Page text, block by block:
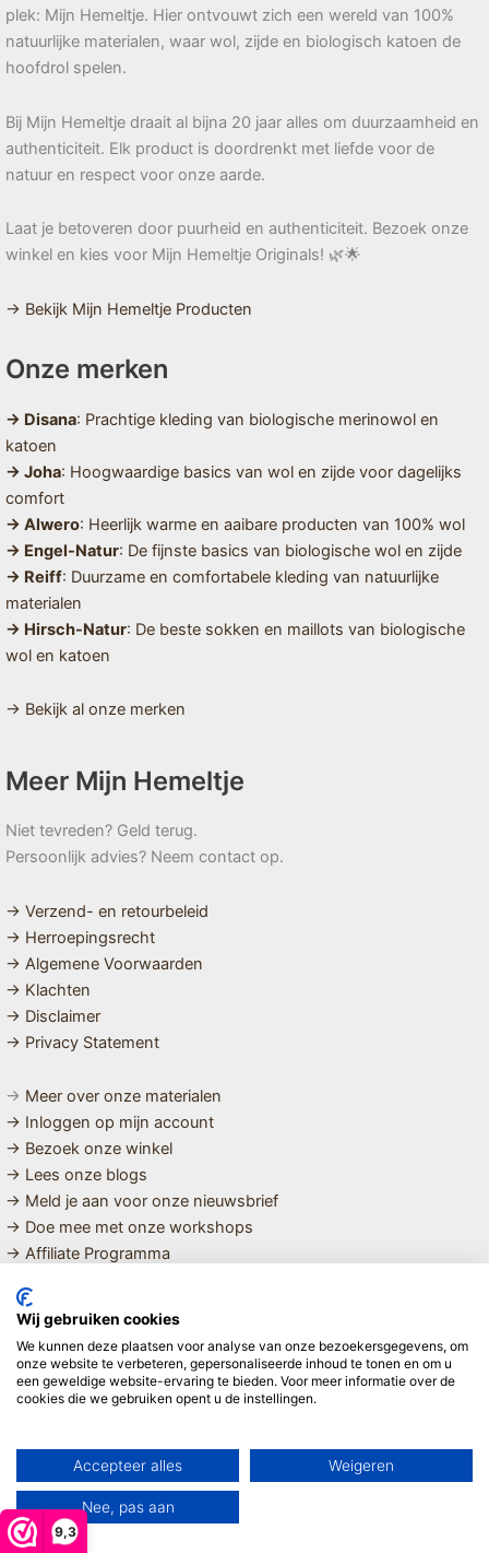
9,3
plek: Mijn Hemeltje. Hier ontvouwt zich een wereld van 100%
natuurlijke materialen, waar wol, zijde en biologisch katoen de
hoofdrol spelen.
Bij Mijn Hemeltje draait al bijna 20 jaar alles om duurzaamheid en
authenticiteit. Elk product is doordrenkt met liefde voor de
natuur en respect voor onze aarde.
Laat je betoveren door puurheid en authenticiteit. Bezoek onze
winkel en kies voor Mijn Hemeltje Originals! 🌿🌟
→ Bekijk Mijn Hemeltje Producten
Onze merken
→ Disana: Prachtige kleding van biologische merinowol en
katoen
→ Joha: Hoogwaardige basics van wol en zijde voor dagelijks
comfort
→ Alwero: Heerlijk warme en aaibare producten van 100% wol
→ Engel-Natur: De fijnste basics van biologische wol en zijde
→ Reiff: Duurzame en comfortabele kleding van natuurlijke
materialen
→ Hirsch-Natur: De beste sokken en maillots van biologische
wol en katoen
→ Bekijk al onze merken
Meer Mijn Hemeltje
Niet tevreden? Geld terug.
Persoonlijk advies? Neem contact op.
→ Verzend- en retourbeleid
→ Herroepingsrecht
→ Algemene Voorwaarden
→ Klachten
→ Disclaimer
→ Privacy Statement
→ Meer over onze materialen
→ Inloggen op mijn account
→ Bezoek onze winkel
→ Lees onze blogs
→ Meld je aan voor onze nieuwsbrief
→ Doe mee met onze workshops
→ Affiliate Programma
MET LIEFDE SAMENGESTELDE
BIOLOGISCHE EN DUURZAME PRODUCTEN VOOR HET HELE
GEZIN
Wij gebruiken cookies
We kunnen deze plaatsen voor analyse van onze bezoekersgegevens, om
onze website te verbeteren, gepersonaliseerde inhoud te tonen en om u
een geweldige website-ervaring te bieden. Voor meer informatie over de
cookies die we gebruiken opent u de instellingen.
Accepteer alles Weigeren
Nee, pas aan